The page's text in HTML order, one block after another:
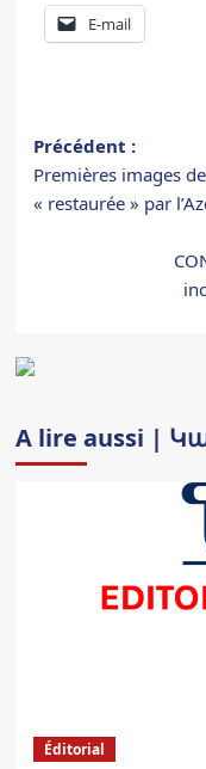
E-mail
Navigation
d’article
Précédent :
Premières images
« restaurée » par
A lire aussi |
Éditorial